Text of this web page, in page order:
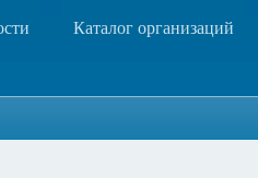
Каталог организаций